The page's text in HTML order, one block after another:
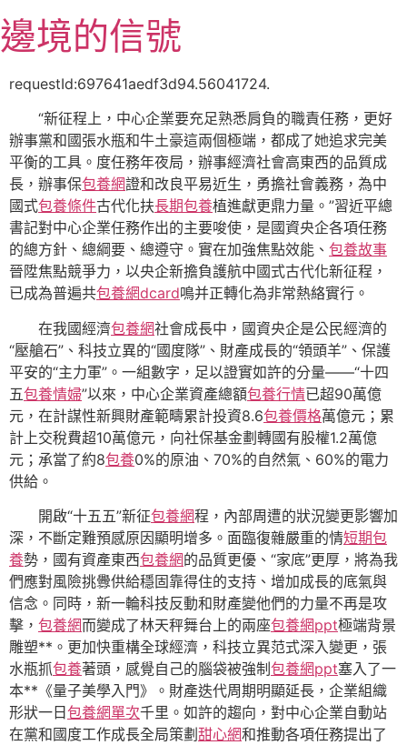
至
主
邊境的信號
requestId:697641aedf3d94.56041724.
“新征程上，中心企業要充足熟悉肩負的職責任務，更好
辦事黨和國張水瓶和牛土豪這兩個極端，都成了她追求完美
平衡的工具。度任務年夜局，辦事經濟社會高東西的品質成
長，辦事保包養網證和改良平易近生，勇擔社會義務，為中
國式包養條件古代化扶長期包養植進獻更鼎力量。”習近平總
書記對中心企業任務作出的主要唆使，是國資央企各項任務
的總方針、總綱要、總遵守。實在加強焦點效能、 包養故事
晉陞焦點競爭力，以央企新擔負護航中國式古代化新征程，
已成為普遍共包養網dcard鳴并正轉化為非常熱絡實行。
在我國經濟包養網社會成長中，國資央企是公民經濟的
“壓艙石”、科技立異的“國度隊”、財產成長的“領頭羊”、保護
平安的“主力軍”。一組數字，足以證實如許的分量——“十四
五包養情婦”以來，中心企業資產總額包養行情已超90萬億
元，在計謀性新興財產範疇累計投資8.6包養價格萬億元；累
計上交稅費超10萬億元，向社保基金劃轉國有股權1.2萬億
元；承當了約8包養0%的原油、70%的自然氣、60%的電力
供給。
開啟“十五五”新征包養網程，內部周遭的狀況變更影響加
深，不斷定難預感原因顯明增多。面臨復雜嚴重的情短期包
養勢，國有資產東西包養網的品質更優、“家底”更厚，將為我
們應對風險挑釁供給穩固靠得住的支持、增加成長的底氣與
信念。同時，新一輪科技反動和財產變他們的力量不再是攻
擊， 包養網而變成了林天秤舞台上的兩座包養網ppt極端背景
雕塑**。更加快重構全球經濟，科技立異范式深入變更，張
水瓶抓包養著頭，感覺自己的腦袋被強制 包養網ppt塞入了一
本**《量子美學入門》。財產迭代周期明顯延長，企業組織
形狀一日 包養網單次千里。如許的趨向，對中心企業自動站
在黨和國度工作成長全局策劃 甜心網和推動各項任務提出了